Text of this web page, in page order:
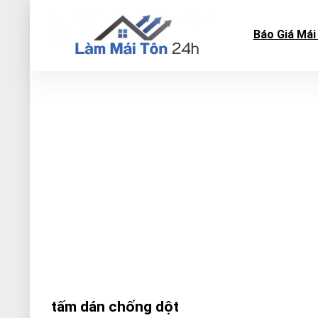
Báo Giá
tấm dán chống dột